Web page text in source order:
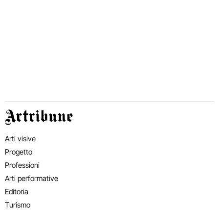
Artribune
Arti visive
Progetto
Professioni
Arti performative
Editoria
Turismo